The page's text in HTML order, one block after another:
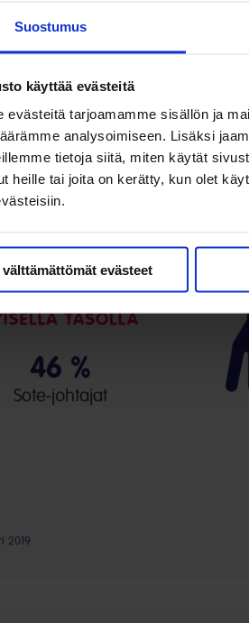
Suostumus
käyttää evästeitä
evästeitä tarjoamamme sisällön ja
analysoimiseen. Lisäksi
tietoja siitä, miten käytät
heille tai joita on kerätty, kun olet
välttämättömät evästeet